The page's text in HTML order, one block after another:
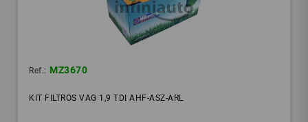
Ref.: MZ3670
KIT FILTROS VAG 1,9 TDI AHF-ASZ-ARL